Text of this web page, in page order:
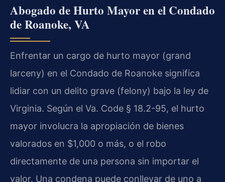
Abogado de Hurto Mayor en el Condado
de Roanoke, VA
Enfrentar un cargo de hurto mayor (grand
larceny) en el Condado de Roanoke significa
lidiar con un delito grave (felony) bajo la ley de
Virginia. Según el Va. Code § 18.2-95, el hurto
mayor involucra la apropiación de bienes
valorados en $1,000 o más, o el robo
directamente de una persona sin importar el
valor. Una condena puede conllevar de uno a